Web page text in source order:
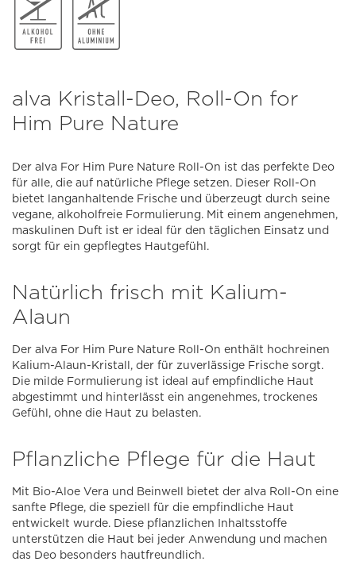
alva Kristall-Deo, Roll-On for
Him Pure Nature
Der alva For Him Pure Nature Roll-On ist das perfekte Deo
für alle, die auf natürliche Pflege setzen. Dieser Roll-On
bietet langanhaltende Frische und überzeugt durch seine
vegane, alkoholfreie Formulierung. Mit einem angenehmen,
maskulinen Duft ist er ideal für den täglichen Einsatz und
sorgt für ein gepflegtes Hautgefühl.
Natürlich frisch mit Kalium-
Alaun
Der alva For Him Pure Nature Roll-On enthält hochreinen
Kalium-Alaun-Kristall, der für zuverlässige Frische sorgt.
Die milde Formulierung ist ideal auf empfindliche Haut
abgestimmt und hinterlässt ein angenehmes, trockenes
Gefühl, ohne die Haut zu belasten.
Pflanzliche Pflege für die Haut
Mit Bio-Aloe Vera und Beinwell bietet der alva Roll-On eine
sanfte Pflege, die speziell für die empfindliche Haut
entwickelt wurde. Diese pflanzlichen Inhaltsstoffe
unterstützen die Haut bei jeder Anwendung und machen
das Deo besonders hautfreundlich.